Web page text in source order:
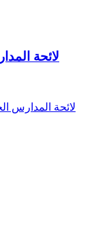
لائحة
لائحة المدارس